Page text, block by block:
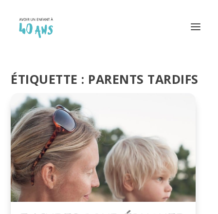
ÉTIQUETTE : PARENTS TARDIFS